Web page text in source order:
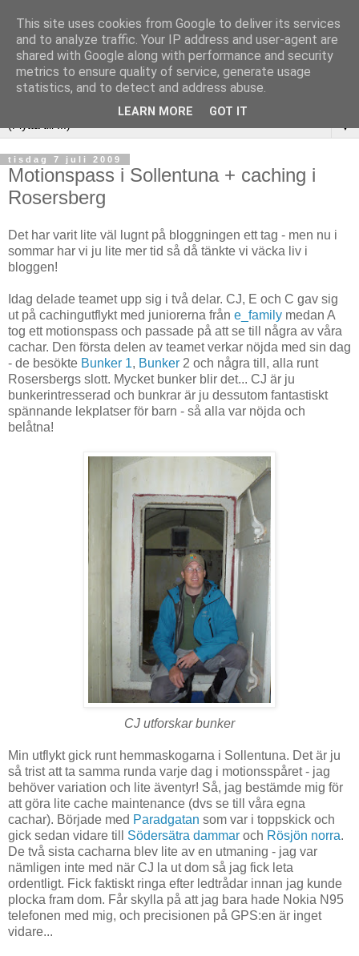
▼
tisdag 7 juli 2009
Motionspass i Sollentuna + caching i
Rosersberg
Det har varit lite väl lugnt på bloggningen ett tag - men nu i
sommar har vi ju lite mer tid så då tänkte vi väcka liv i
bloggen!
Idag delade teamet upp sig i två delar. CJ, E och C gav sig
ut på cachingutflykt med juniorerna från e_family medan A
tog ett motionspass och passade på att se till några av våra
cachar. Den första delen av teamet verkar nöjda med sin dag
- de besökte Bunker 1, Bunker 2 och några till, alla runt
Rosersbergs slott. Mycket bunker blir det... CJ är ju
bunkerintresserad och bunkrar är ju dessutom fantastiskt
spännande lekplatser för barn - så alla var nöjda och
belåtna!
CJ utforskar bunker
Min utflykt gick runt hemmaskogarna i Sollentuna. Det är ju
så trist att ta samma runda varje dag i motionsspåret - jag
behöver variation och lite äventyr! Så, jag bestämde mig för
att göra lite cache maintenance (dvs se till våra egna
cachar). Började med Paradgatan som var i toppskick och
gick sedan vidare till Södersätra dammar och Rösjön norra.
De två sista cacharna blev lite av en utmaning - jag var
nämligen inte med när CJ la ut dom så jag fick leta
ordentligt. Fick faktiskt ringa efter ledtrådar innan jag kunde
plocka fram dom. Får skylla på att jag bara hade Nokia N95
telefonen med mig, och precisionen på GPS:en är inget
vidare...
This site uses cookies from Google to deliver its services
and to analyze traffic. Your IP address and user-agent are
shared with Google along with performance and security
metrics to ensure quality of service, generate usage
statistics, and to detect and address abuse.
LEARN MORE GOT IT